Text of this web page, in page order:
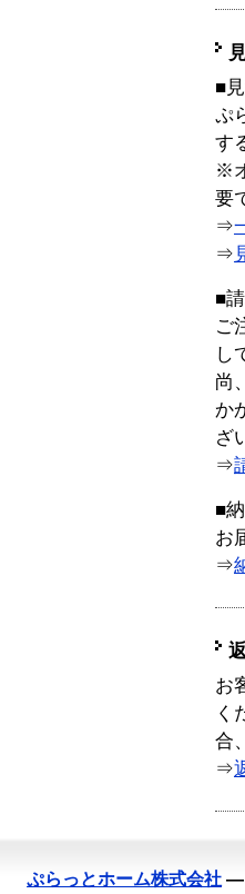
■
ぷ
す
※
要
⇒
⇒
■
ご
し
尚
か
ざ
⇒
■
お
⇒
お
く
合
⇒
ぷらっとホーム株式会社 —